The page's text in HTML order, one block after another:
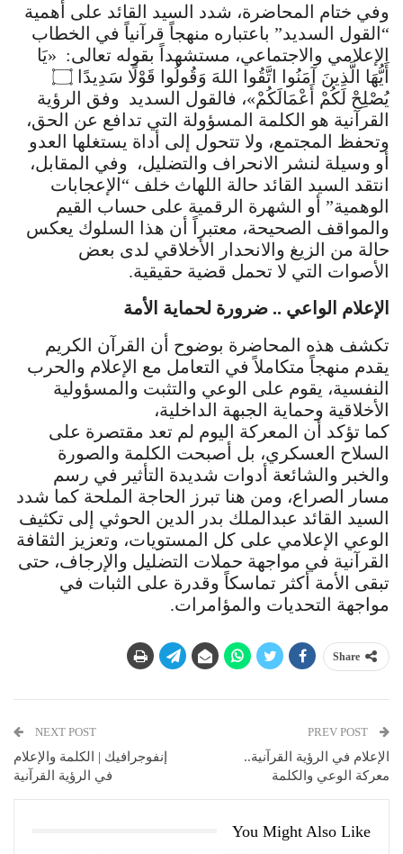
وفي ختام المحاضرة، شدد السيد القائد على أهمية
“القول السديد” باعتباره منهجاً قرآنياً في الخطاب
الإعلامي والاجتماعي، مستشهداً بقوله تعالى: «يَا
أَيُّهَا الَّذِينَ آمَنُوا اتَّقُوا اللهَ وَقُولُوا قَوْلًا سَدِيدًا ۝
يُصْلِحْ لَكُمْ أَعْمَالَكُمْ»، فالقول السديد وفق الرؤية
القرآنية هو الكلمة المسؤولة التي تدافع عن الحق،
وتحفظ المجتمع، ولا تتحول إلى أداة يستغلها العدو
أو وسيلة لنشر الانحراف والتضليل، وفي المقابل،
انتقد السيد القائد حالة اللهاث خلف “الإعجابات
الوهمية” أو الشهرة الرقمية على حساب القيم
والمواقف الصحيحة، معتبراً أن هذا السلوك يعكس
حالة من الزيغ والانحدار الأخلاقي لدى بعض
الأصوات التي لا تحمل قضية حقيقية.
الإعلام الواعي .. ضرورة لحماية الأمة
تكشف هذه المحاضرة بوضوح أن القرآن الكريم
يقدم منهجاً متكاملاً في التعامل مع الإعلام والحرب
النفسية، يقوم على الوعي والتثبت والمسؤولية
الأخلاقية وحماية الجبهة الداخلية،
كما تؤكد أن المعركة اليوم لم تعد مقتصرة على
السلاح العسكري، بل أصبحت الكلمة والصورة
والخبر والشائعة أدوات شديدة التأثير في رسم
مسار الصراع، ومن هنا تبرز الحاجة الملحة كما شدد
السيد القائد عبدالملك بدر الدين الحوثي إلى تكثيف
الوعي الإعلامي على كل المستويات، وتعزيز الثقافة
القرآنية في مواجهة حملات التضليل والإرجاف، حتى
تبقى الأمة أكثر تماسكاً وقدرة على الثبات في
مواجهة التحديات والمؤامرات.
Share
الإعلام في الرؤية القرآنية..
معركة الوعي والكلمة
NEXT POST
إنفوجرافيك | الكلمة والإعلام
في الرؤية القرآنية
You Might Also Like